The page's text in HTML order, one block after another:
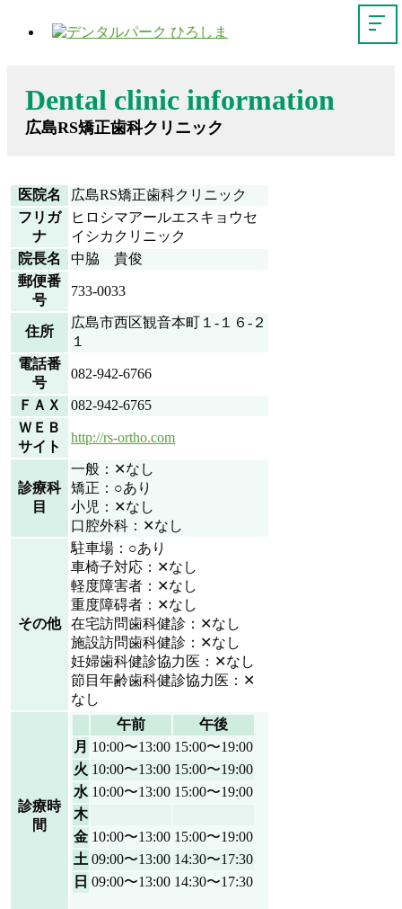
Dental clinic information
広島RS矯正歯科クリニック
医院名
広島RS矯正歯科クリニック
フリガ
ナ
ヒロシマアールエスキョウセ
イシカクリニック
院長名
中脇 貴俊
郵便番
号
733-0033
住所
広島市西区観音本町１-１６-２
１
電話番
号
082-942-6766
ＦＡＸ
082-942-6765
ＷＥＢ
サイト
http://rs-ortho.com
診療科
目
一般：✕なし
矯正：○あり
小児：✕なし
口腔外科：✕なし
その他
駐車場：○あり
車椅子対応：✕なし
軽度障害者：✕なし
重度障碍者：✕なし
在宅訪問歯科健診：✕なし
施設訪問歯科健診：✕なし
妊婦歯科健診協力医：✕なし
節目年齢歯科健診協力医：✕
なし
診療時
間
午前
午後
月 10:00〜13:00 15:00〜19:00
火 10:00〜13:00 15:00〜19:00
水 10:00〜13:00 15:00〜19:00
木
金 10:00〜13:00 15:00〜19:00
土 09:00〜13:00 14:30〜17:30
日 09:00〜13:00 14:30〜17:30